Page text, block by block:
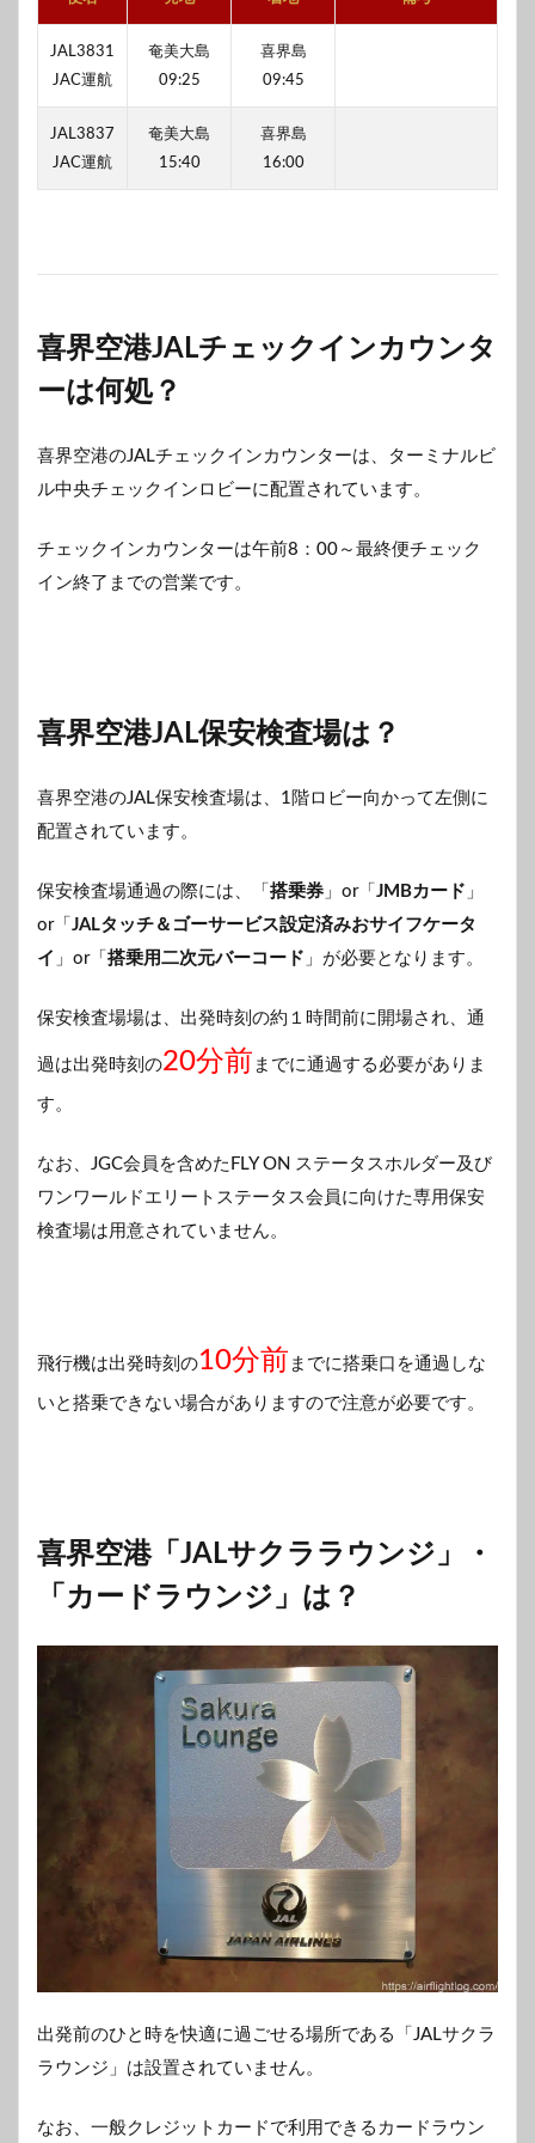
JAL3831
JAC運航
奄美大島
09:25
喜界島
09:45
JAL3837
JAC運航
奄美大島
15:40
喜界島
16:00
喜界空港JALチェックインカウンタ
ーは何処？
喜界空港のJALチェックインカウンターは、ターミナルビ
ル中央チェックインロビーに配置されています。
チェックインカウンターは午前8：00～最終便チェック
イン終了までの営業です。
喜界空港JAL保安検査場は？
喜界空港のJAL保安検査場は、1階ロビー向かって左側に
配置されています。
保安検査場通過の際には、「 搭乗券 」or「 JMBカード 」
or「 JALタッチ＆ゴーサービス設定済みおサイフケータ
イ 」or「 搭乗用二次元バーコード 」が必要となります。
保安検査場場は、出発時刻の約１時間前に開場され、通
過は出発時刻の20分前 までに通過する必要がありま
す。
なお、JGC会員を含めたFLY ON ステータスホルダー及び
ワンワールドエリートステータス会員に向けた専用保安
検査場は用意されていません。
飛行機は出発時刻の10分前 までに搭乗口を通過しな
いと搭乗できない場合がありますので注意が必要です。
喜界空港「JALサクララウンジ」・
「カードラウンジ」は？
出発前のひと時を快適に過ごせる場所である「JALサクラ
ラウンジ」は設置されていません。
なお、一般クレジットカードで利用できるカードラウン